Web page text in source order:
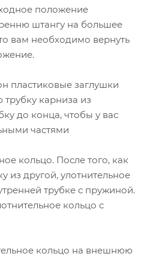
положение
штангу на большее
вам необходимо вернуть
пластиковые заглушки
карниза из
до конца, чтобы у вас
частями
кольцо. После того, как
из другой, улотнительное
трубке с пружиной.
кольцо с
кольцо на внешнюю